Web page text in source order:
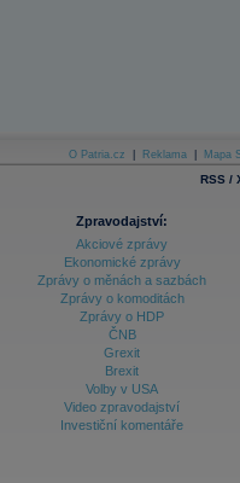
O Patria.cz Reklama Mapa
RSS /
Zpravodajství:
Akciové zprávy
Ekonomické zprávy
Zprávy o měnách a sazbách
Zprávy o komoditách
Zprávy o HDP
ČNB
Grexit
Brexit
Volby v USA
Video zpravodajství
Investiční komentáře